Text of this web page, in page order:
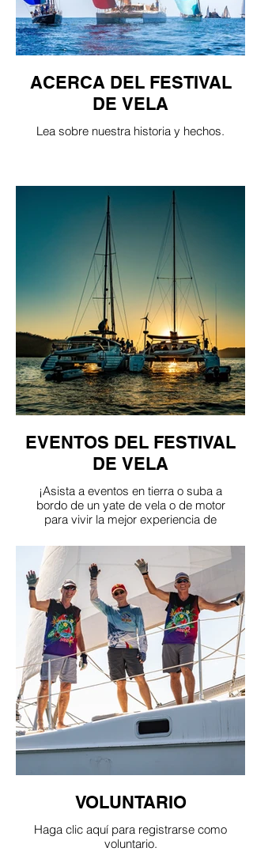
ACERCA DEL FESTIVAL
DE VELA
Lea sobre nuestra historia y hechos.
EVENTOS DEL FESTIVAL
DE VELA
¡Asista a eventos en tierra o suba a
bordo de un yate de vela o de motor
para vivir la mejor experiencia de
VOLUNTARIO
Haga clic aquí para registrarse como
voluntario.